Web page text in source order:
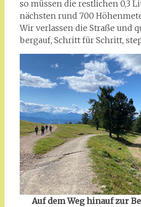
so müssen die restlichen 0,3
nächsten rund 700
Wir verlassen die Straße und
bergauf, Schritt für Schritt,
Auf dem Weg hinauf zur